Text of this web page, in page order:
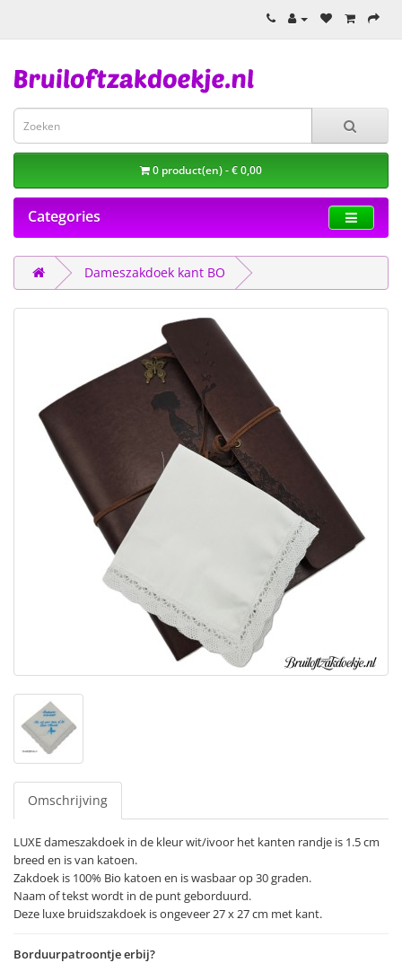
0 product(en) - € 0,00
Categories
Dameszakdoek kant BO
Omschrijving
LUXE dameszakdoek in de kleur wit/ivoor het kanten randje is 1.5 cm
breed en is van katoen.
Zakdoek is 100% Bio katoen en is wasbaar op 30 graden.
Naam of tekst wordt in de punt geborduurd.
Deze luxe bruidszakdoek is ongeveer 27 x 27 cm met kant.
Borduurpatroontje erbij?